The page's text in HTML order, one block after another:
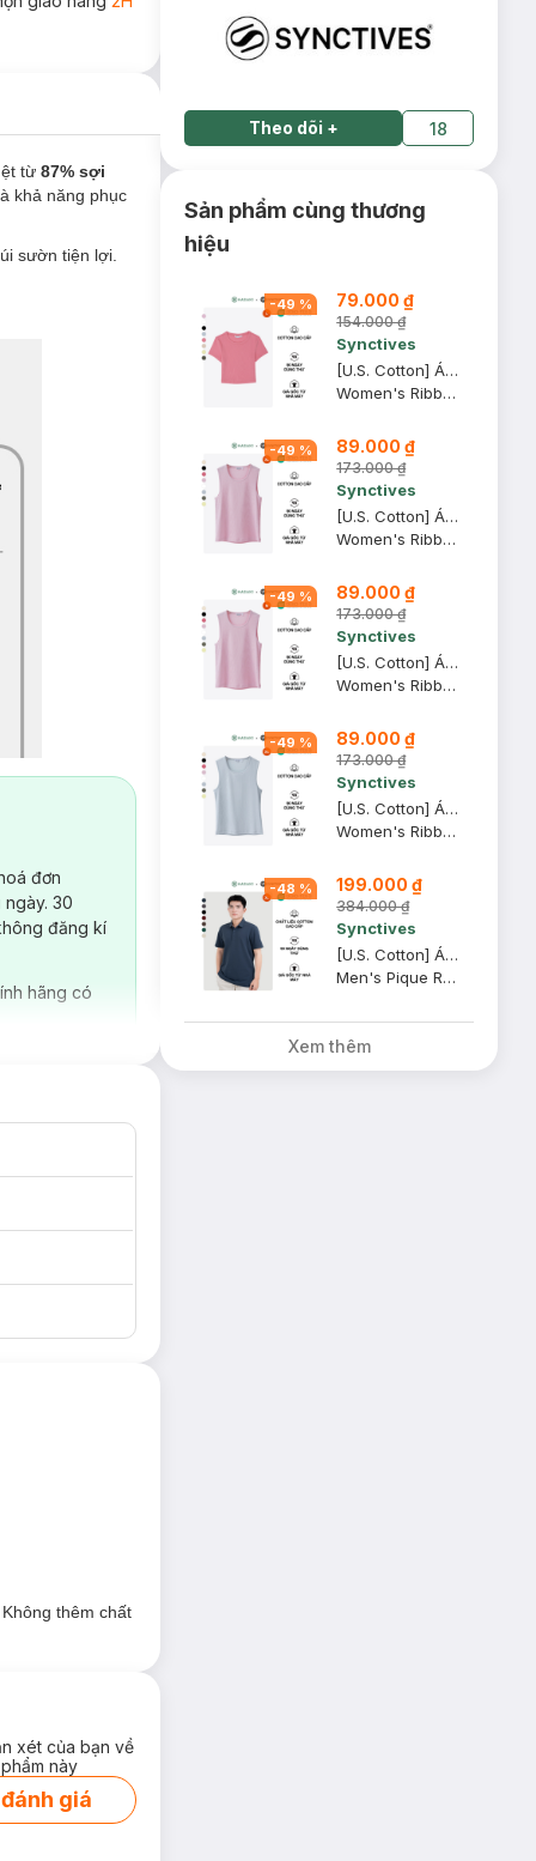
từ 87% sợi
khả năng phục
sườn tiện lợi.
đơn
30
đăng kí
hãng có
thêm chất
xét của bạn về
này
giá
Theo dõi + 18
Sản phẩm cùng thương
hiệu
-49 % 79.000 ₫
154.000 ₫
Synctives
[U.S. Cotton] Áo Croptop Nữ Synctives Slim Fit, Hồng Mận, L - CWTS0014
Women's Ribbed Cropped Fitted T-shirt
-49 % 89.000 ₫
173.000 ₫
Synctives
[U.S. Cotton] Áo Tank Top Nữ Synctives Regular Fit, Hồng Phấn, XL - CWTA0004
Women's Ribbed Regular Fit Tank Top
-49 % 89.000 ₫
173.000 ₫
Synctives
[U.S. Cotton] Áo Tank Top Nữ Synctives Regular Fit, Hồng Phấn, M - CWTA0004
Women's Ribbed Regular Fit Tank Top
-49 % 89.000 ₫
173.000 ₫
Synctives
[U.S. Cotton] Áo Tank Top Nữ Synctives Regular Fit, Xám Nhạt, XS - CWTA0004
Women's Ribbed Regular Fit Tank Top
-48 % 199.000 ₫
384.000 ₫
Synctives
[U.S. Cotton] Áo Polo Nam Synctives Regular Fit, Xanh Ðen, XL - CMPO0008
Men's Pique Regular Fit Classic Polo Shirt
Xem thêm